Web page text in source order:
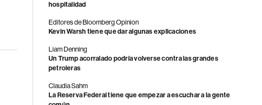
hospitalidad
Editores de Bloomberg Opinion
Kevin Warsh tiene que dar algunas explicaciones
Liam Denning
Un Trump acorralado podría volverse contra las grandes
petroleras
Claudia Sahm
La Reserva Federal tiene que empezar a escuchar a la gente